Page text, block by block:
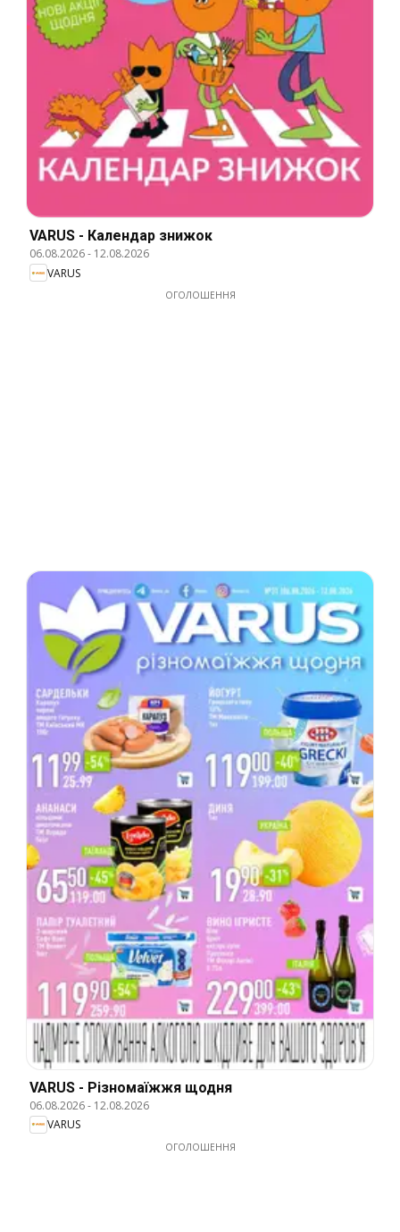
VARUS - Календар знижок
06.08.2026- 12.08.2026
VARUS
ОГОЛОШЕННЯ
VARUS - Різномаїжжя щодня
06.08.2026- 12.08.2026
VARUS
ОГОЛОШЕННЯ